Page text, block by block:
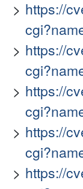
https://
https://
https://
https://
https://